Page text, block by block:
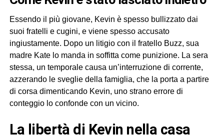
Essendo il più giovane, Kevin è spesso bullizzato dai
suoi fratelli e cugini, e viene spesso accusato
ingiustamente. Dopo un litigio con il fratello Buzz, sua
madre Kate lo manda in soffitta come punizione. La sera
stessa, un temporale causa un’interruzione di corrente,
azzerando le sveglie della famiglia, che la porta a partire
di corsa dimenticando Kevin, uno strano errore di
conteggio lo confonde con un vicino.
la libertà di Kevin nella casa